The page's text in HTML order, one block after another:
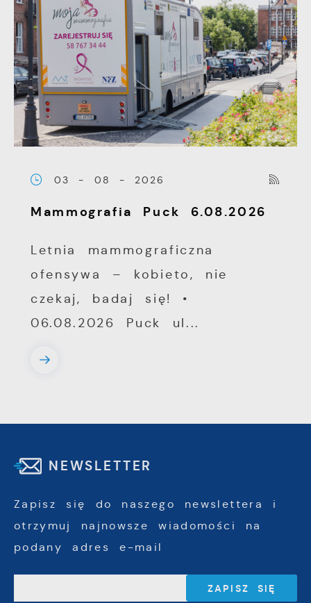
03 - 08 - 2026
Mammografia Puck 6.08.2026
Letnia mammograficzna
ofensywa – kobieto, nie
czekaj, badaj się! •
06.08.2026 Puck ul...
NEWSLETTER
Zapisz się do naszego newslettera i
otrzymuj najnowsze wiadomości na
podany adres e-mail